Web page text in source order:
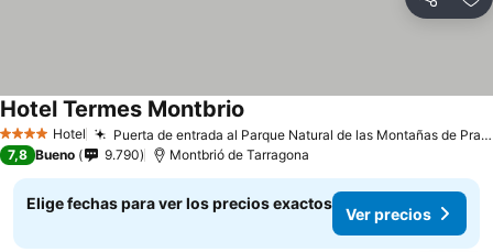
Compartir
4 EstrellasHotel Puerta de entrada al Parque Natural de las Montañas de Prades
Hotel Termes Montbrio
7,8 Bueno 9.790 Montbrió de Tarragona
Elige fechas para ver los precios exactos
Ver precios